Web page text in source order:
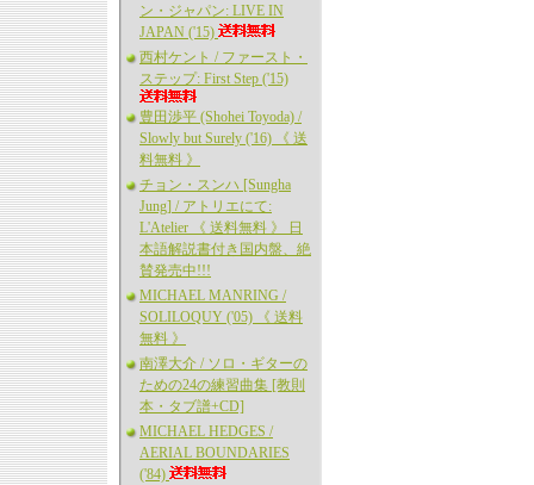
ン・ジャパン: LIVE IN
JAPAN ('15)
西村ケント / ファースト・
ステップ: First Step ('15)
豊田渉平 (Shohei Toyoda) /
Slowly but Surely ('16) 《 送
料無料 》
チョン・スンハ [Sungha
Jung] / アトリエにて:
L'Atelier 《 送料無料 》 日
本語解説書付き国内盤、絶
賛発売中!!!
MICHAEL MANRING /
SOLILOQUY ('05) 《 送料
無料 》
南澤大介 / ソロ・ギターの
ための24の練習曲集 [教則
本・タブ譜+CD]
MICHAEL HEDGES /
AERIAL BOUNDARIES
('84)